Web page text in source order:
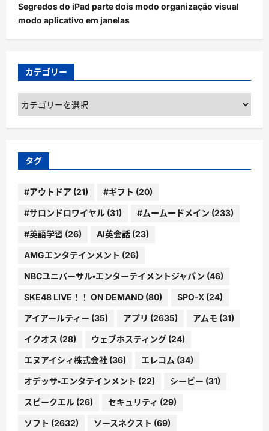
Segredos do iPad parte dois modo organização visual
modo aplicativo em janelas
カテゴリー
カ
テ
ゴ
ー
タグ
#アウトドア (21) #ギフト (20)
#サロンドロワイヤル (31) #ムームードメイン (233)
#英語学習 (26) AI英会話 (23)
AMGエンタテインメント (26)
NBCユニバーサル・エンターテイメントジャパン (46)
SKE48 LIVE！！ ON DEMAND (80) SPO-X (24)
アイアールティー (35) アプリ (2635) アムモ (31)
イクオス (28) ウェブホスティング (24)
エヌアイシィ株式会社 (36) エレコム (34)
オデッサ・エンタテインメント (22) シービー (31)
スピークエル (26) セキュリティ (29)
ソフト (2632) ソースネクスト (69)